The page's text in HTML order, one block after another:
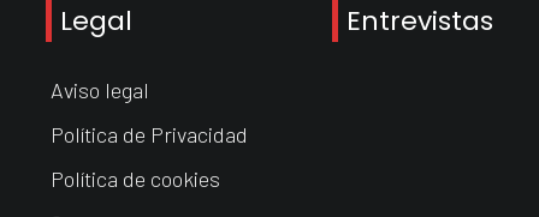
Legal
Aviso legal
Política de Privacidad
Política de cookies
Entrevistas